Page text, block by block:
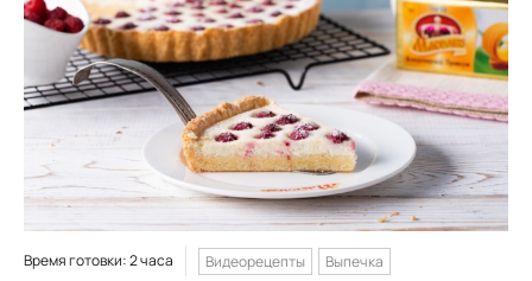
Время готовки: 2 часа Видеорецепты Выпечка